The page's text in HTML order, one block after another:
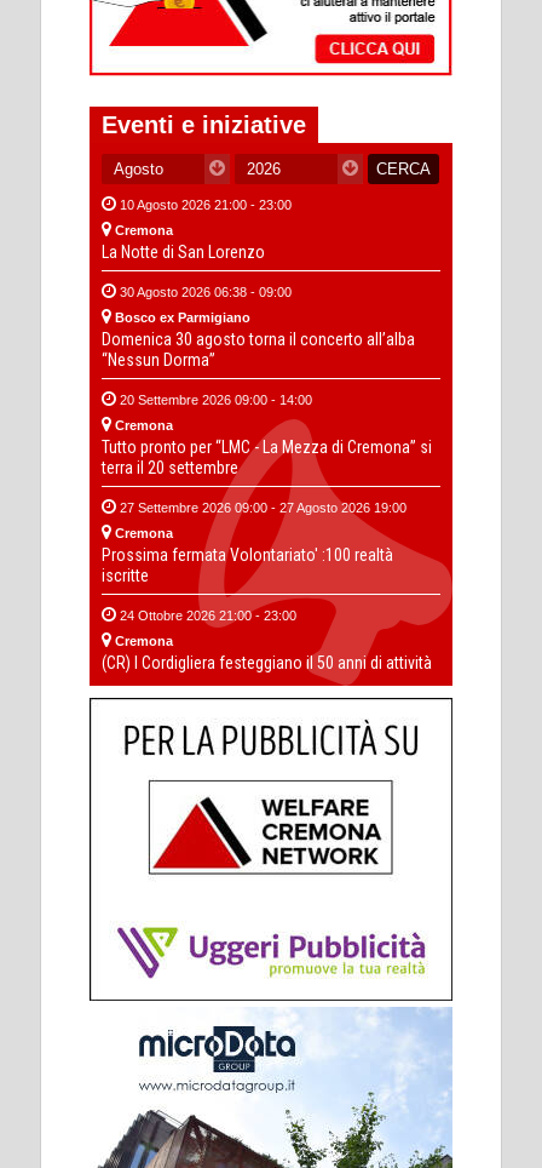
Eventi e iniziative
10 Agosto 2026 21:00 - 23:00
Cremona
La Notte di San Lorenzo
30 Agosto 2026 06:38 - 09:00
Bosco ex Parmigiano
Domenica 30 agosto torna il concerto all’alba
“Nessun Dorma”
20 Settembre 2026 09:00 - 14:00
Cremona
Tutto pronto per “LMC - La Mezza di Cremona” si
terra il 20 settembre
27 Settembre 2026 09:00 - 27 Agosto 2026 19:00
Cremona
Prossima fermata Volontariato' :100 realtà
iscritte
24 Ottobre 2026 21:00 - 23:00
Cremona
(CR) I Cordigliera festeggiano il 50 anni di attività